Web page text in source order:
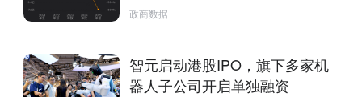
政商数据
智元启动港股IPO，旗下多家机
器人子公司开启单独融资